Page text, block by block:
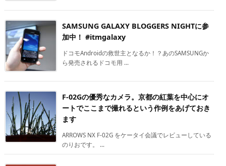
SAMSUNG GALAXY BLOGGERS NIGHTに参
加中！ #itmgalaxy
ドコモAndroidの救世主となるか！？あのSAMSUNGか
ら発売されるドコモ用 ...
F-02Gの優秀なカメラ。京都の紅葉を中心にオ
ートでここまで撮れるという作例をあげておき
ます
ARROWS NX F-02G をケータイ会議でレビューしている
のりおです。 ...